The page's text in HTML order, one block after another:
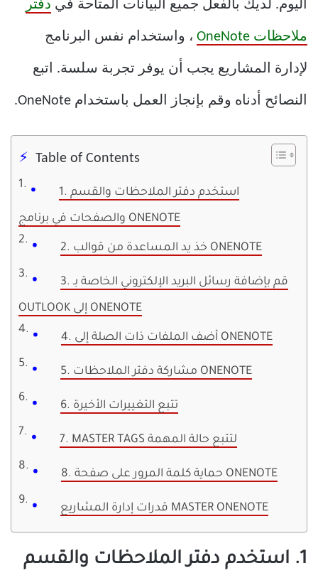
اليوم. لديك بالفعل جميع البيانات المتاحة في دفتر
ملاحظات OneNote ، واستخدام نفس البرنامج
لإدارة المشاريع يجب أن يوفر تجربة سلسة. اتبع
النصائح أدناه وقم بإنجاز العمل باستخدام OneNote.
Table of Contents
1. استخدم دفتر الملاحظات والقسم
والصفحات في برنامج ONENOTE
2. خذ يد المساعدة من قوالب ONENOTE
3. قم بإضافة رسائل البريد الإلكتروني الخاصة بـ
OUTLOOK إلى ONENOTE
4. أضف الملفات ذات الصلة إلى ONENOTE
5. مشاركة دفتر الملاحظات ONENOTE
6. تتبع التغييرات الأخيرة
7. MASTER TAGS لتتبع حالة المهمة
8. حماية كلمة المرور على صفحة ONENOTE
قدرات إدارة المشاريع MASTER ONENOTE
1. استخدم دفتر الملاحظات والقسم